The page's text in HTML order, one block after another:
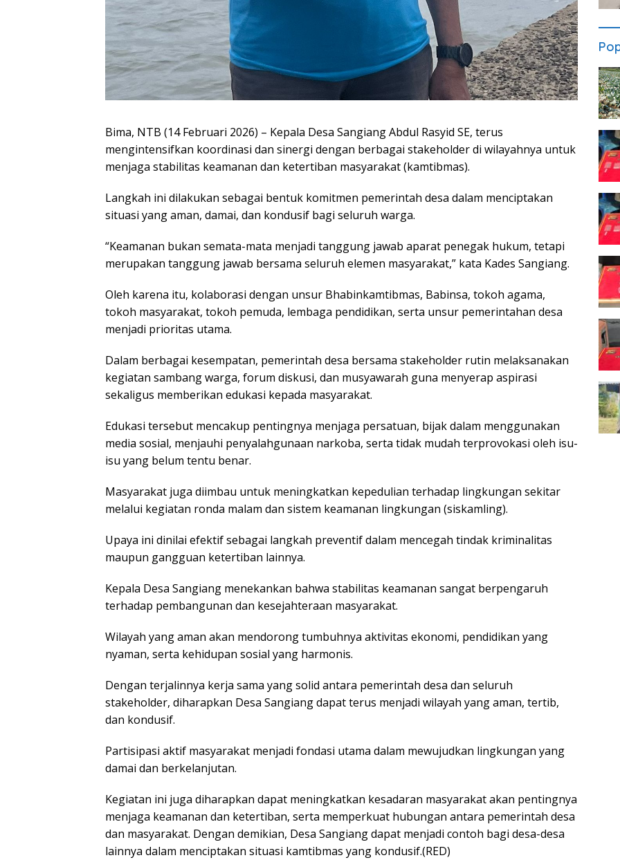
Bima, NTB (14 Februari 2026) – Kepala Desa Sangiang Abdul Rasyid SE, terus
mengintensifkan koordinasi dan sinergi dengan berbagai stakeholder di wilayahnya untuk
menjaga stabilitas keamanan dan ketertiban masyarakat (kamtibmas).
Langkah ini dilakukan sebagai bentuk komitmen pemerintah desa dalam menciptakan
situasi yang aman, damai, dan kondusif bagi seluruh warga.
“Keamanan bukan semata-mata menjadi tanggung jawab aparat penegak hukum, tetapi
merupakan tanggung jawab bersama seluruh elemen masyarakat,” kata Kades Sangiang.
Oleh karena itu, kolaborasi dengan unsur Bhabinkamtibmas, Babinsa, tokoh agama,
tokoh masyarakat, tokoh pemuda, lembaga pendidikan, serta unsur pemerintahan desa
menjadi prioritas utama.
Dalam berbagai kesempatan, pemerintah desa bersama stakeholder rutin melaksanakan
kegiatan sambang warga, forum diskusi, dan musyawarah guna menyerap aspirasi
sekaligus memberikan edukasi kepada masyarakat.
Edukasi tersebut mencakup pentingnya menjaga persatuan, bijak dalam menggunakan
media sosial, menjauhi penyalahgunaan narkoba, serta tidak mudah terprovokasi oleh isu-
isu yang belum tentu benar.
Masyarakat juga diimbau untuk meningkatkan kepedulian terhadap lingkungan sekitar
melalui kegiatan ronda malam dan sistem keamanan lingkungan (siskamling).
Upaya ini dinilai efektif sebagai langkah preventif dalam mencegah tindak kriminalitas
maupun gangguan ketertiban lainnya.
Kepala Desa Sangiang menekankan bahwa stabilitas keamanan sangat berpengaruh
terhadap pembangunan dan kesejahteraan masyarakat.
Wilayah yang aman akan mendorong tumbuhnya aktivitas ekonomi, pendidikan yang
nyaman, serta kehidupan sosial yang harmonis.
Dengan terjalinnya kerja sama yang solid antara pemerintah desa dan seluruh
stakeholder, diharapkan Desa Sangiang dapat terus menjadi wilayah yang aman, tertib,
dan kondusif.
Partisipasi aktif masyarakat menjadi fondasi utama dalam mewujudkan lingkungan yang
damai dan berkelanjutan.
Kegiatan ini juga diharapkan dapat meningkatkan kesadaran masyarakat akan pentingnya
menjaga keamanan dan ketertiban, serta memperkuat hubungan antara pemerintah desa
dan masyarakat. Dengan demikian, Desa Sangiang dapat menjadi contoh bagi desa-desa
lainnya dalam menciptakan situasi kamtibmas yang kondusif.(RED)